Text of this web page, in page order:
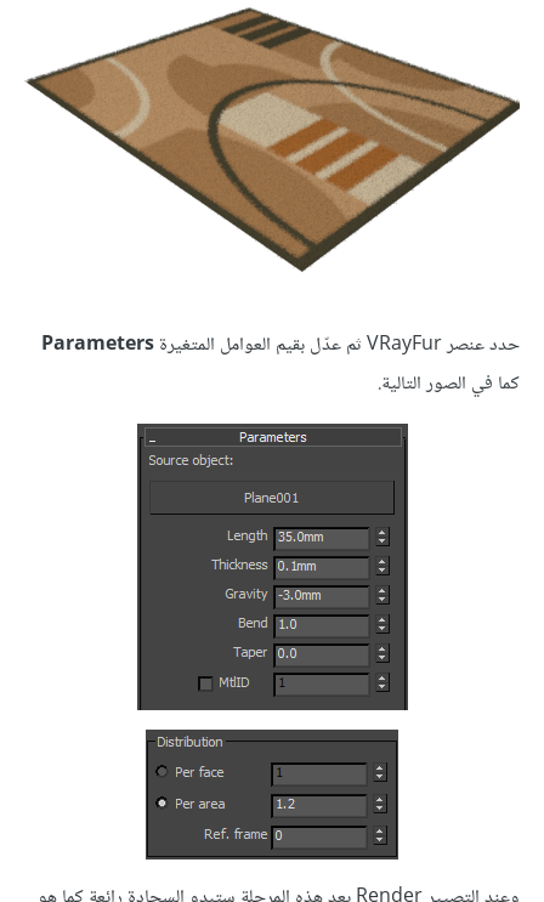
حدد عنصر VRayFur ثم عدّل بقيم العوامل المتغيرة
Parameters
كما في الصور التالية.